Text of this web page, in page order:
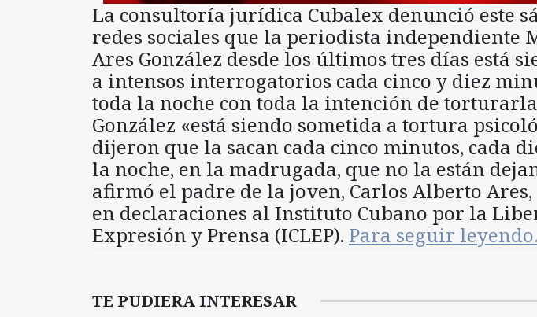
La consultoría jurídica Cubalex denunció este
redes sociales que la periodista independiente
Ares González desde los últimos tres días está
a intensos interrogatorios cada cinco y diez
toda la noche con toda la intención de
González «está siendo sometida a tortura
dijeron que la sacan cada cinco minutos, cada
la noche, en la madrugada, que no la están
afirmó el padre de la joven, Carlos Alberto Ares,
en declaraciones al Instituto Cubano por la
Expresión y Prensa (ICLEP). Para seguir
TE PUDIERA INTERESAR